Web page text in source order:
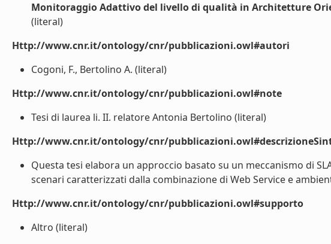
Monitoraggio Adattivo del livello di qualità in Architetture
(literal)
Http://www.cnr.it/ontology/cnr/pubblicazioni.owl#autori
Cogoni, F., Bertolino A. (literal)
Http://www.cnr.it/ontology/cnr/pubblicazioni.owl#note
Tesi di laurea li. II. relatore Antonia Bertolino (literal)
Http://www.cnr.it/ontology/cnr/
Questa tesi elabora un approccio basato su un meccanismo di
scenari caratterizzati dalla combinazione di Web Service e
Http://www.cnr.it/ontology/cnr/pubblicazioni.owl#supporto
Altro (literal)